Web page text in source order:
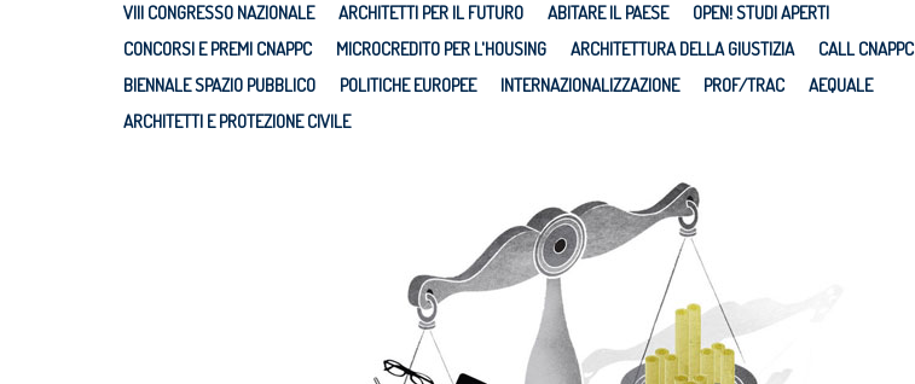
VIII CONGRESSO NAZIONALE
ARCHITETTI PER IL FUTURO ABITARE IL PAESE
OPEN! STUDI APERTI
CONCORSI E PREMI CNAPPC
MICROCREDITO PER L'HOUSING ARCHITETTURA DELLA GIUSTIZIA
CALL CNAPPC
BIENNALE SPAZIO PUBBLICO
POLITICHE EUROPEE INTERNAZIONALIZZAZIONE PROF/TRAC
AEQUALE
ARCHITETTI E PROTEZIONE CIVILE